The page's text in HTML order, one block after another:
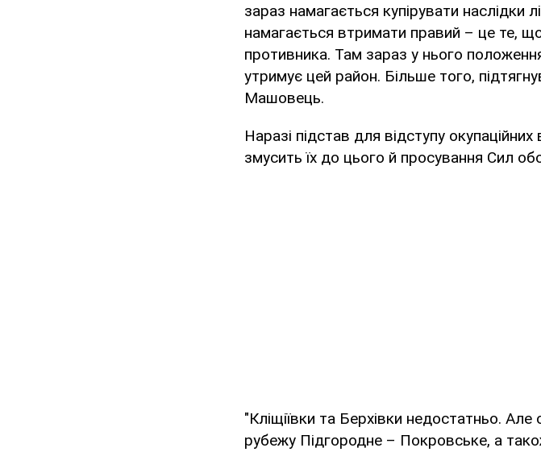
зараз намагається купірувати наслідки
намагається втримати правий – це те,
противника. Там зараз у нього
утримує цей район. Більше того,
Машовець.
Наразі підстав для відступу
змусить їх до цього й просування Сил
"Кліщіївки та Берхівки недостатньо.
рубежу Підгородне – Покровське, а